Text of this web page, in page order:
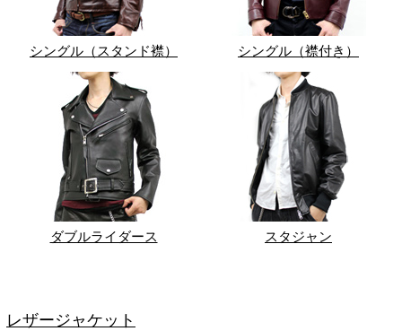
シングル（スタンド襟） シングル（襟付き）
ダブルライダース スタジャン
レザージャケット